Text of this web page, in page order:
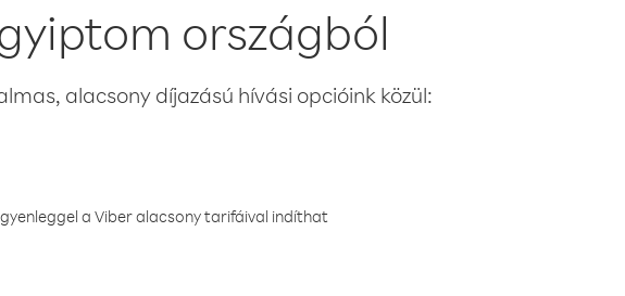
országból
alacsony díjazású hívási opcióink közül:
a Viber alacsony tarifáival indíthat